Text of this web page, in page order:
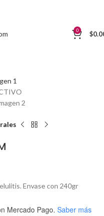
0 $
Envase con 240gr
Mercado Pago. Saber más